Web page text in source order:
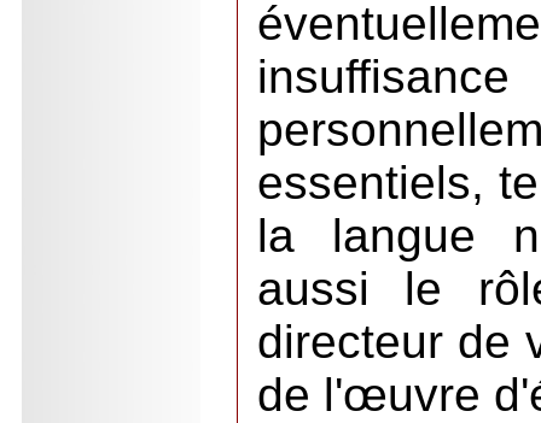
essentiels,
la langue
aussi le
directeur de
de l'œuvre